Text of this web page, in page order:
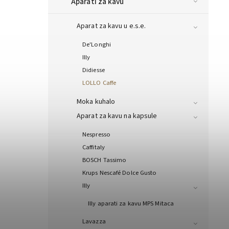
Aparat za kavu u e.s.e.
De'Longhi
Illy
Didiesse
LOLLO Caffe
Moka kuhalo
Aparat za kavu na kapsule
Nespresso
Caffitaly
BOSCH Tassimo
Krups Nescafé Dolce Gusto
Illy
Illy aparati za kavu MPS Mitaca
Lavazza